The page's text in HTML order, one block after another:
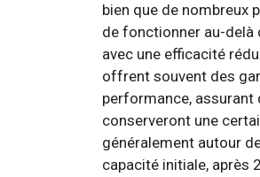
bien que de nombreux
de fonctionner au-delà
avec une efficacité
offrent souvent des
performance, assurant
conserveront une
généralement autour
capacité initiale, après